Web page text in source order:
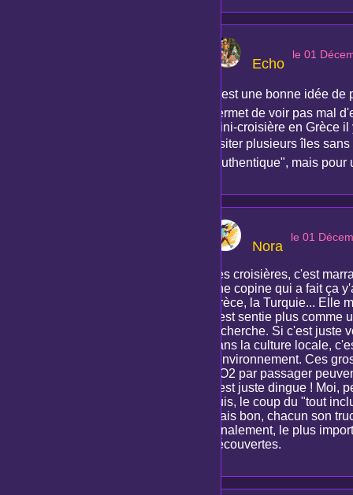
Echo
le 01
C'est une bonne idée
permet de voir pas mal
mini-croisière en Grèce
visiter plusieurs îles
"authentique", mais
Nora
le 01
Les croisières, c'est
une copine qui a fait ça
Grèce, la Turquie... Elle
s'est sentie plus comme
recherche. Si c'est juste
dans la culture locale,
l'environnement. Ces
CO2 par passager
c'est juste dingue ! Moi,
puis, le coup du "tout
Mais bon, chacun son
Finalement, le plus
découvertes.